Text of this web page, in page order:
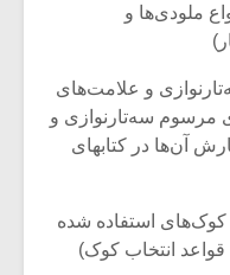
ملودی‌ها و
و علامت‌های
مرسوم سه‌تارنوازی و
آن‌ها در کتابهای
استفاده شده
انتخاب کوک)